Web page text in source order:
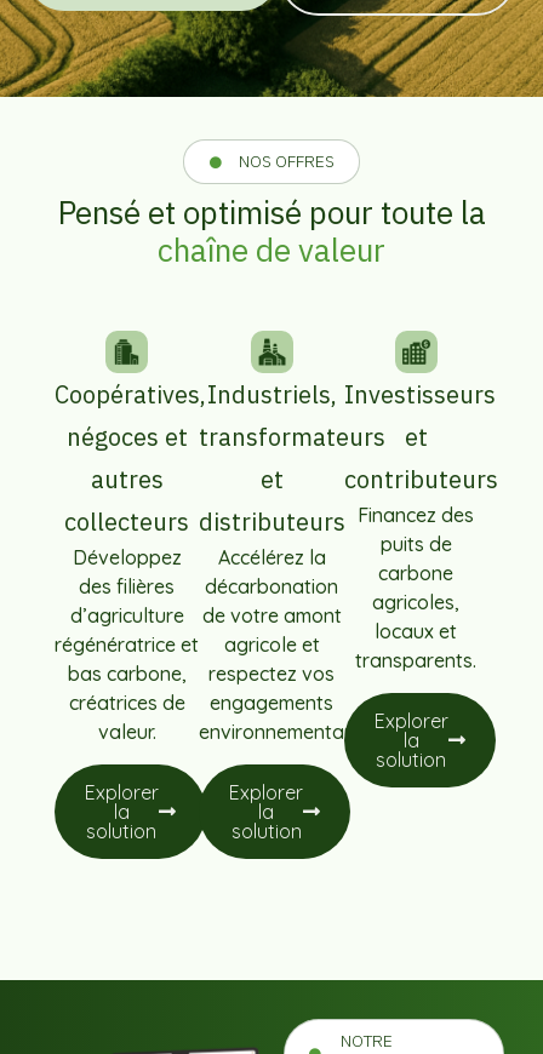
NOS OFFRES
Pensé et optimisé pour toute la
chaîne de valeur
Coopératives,
négoces et
autres
collecteurs
Développez
des filières
d’agriculture
régénératrice et
bas carbone,
créatrices de
valeur.
Explorer
la
solution
Industriels,
transformateurs
et
distributeurs
Accélérez la
décarbonation
de votre amont
agricole et
respectez vos
engagements
environnementaux.
Explorer
la
solution
Investisseurs
et
contributeurs
Financez des
puits de
carbone
agricoles,
locaux et
transparents.
Explorer
la
solution
NOTRE